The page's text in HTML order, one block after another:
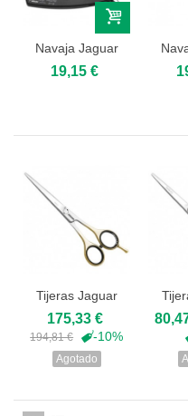
Navaja Jaguar
R1 M
19,15 €
Tijeras Jaguar
Perfect
175,33 €
194,81 € -10%
Agotado